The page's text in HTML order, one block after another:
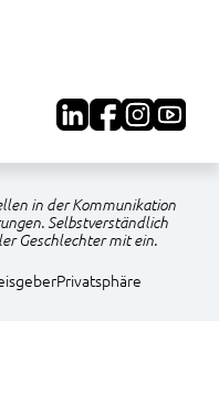
in der Kommunikation
Selbstverständlich
Geschlechter mit ein.
Privatsphäre